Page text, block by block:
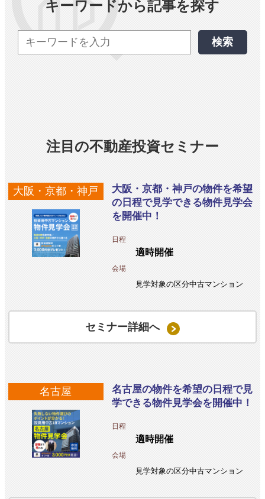
キーワードから記事を探す
検索
注目の不動産投資セミナー
大阪・京都・神戸
大阪・京都・神戸の物件を希望
の日程で見学できる物件見学会
を開催中！
日程
適時開催
会場
見学対象の区分中古マンション
セミナー詳細へ
名古屋
名古屋の物件を希望の日程で見
学できる物件見学会を開催中！
日程
適時開催
会場
見学対象の区分中古マンション